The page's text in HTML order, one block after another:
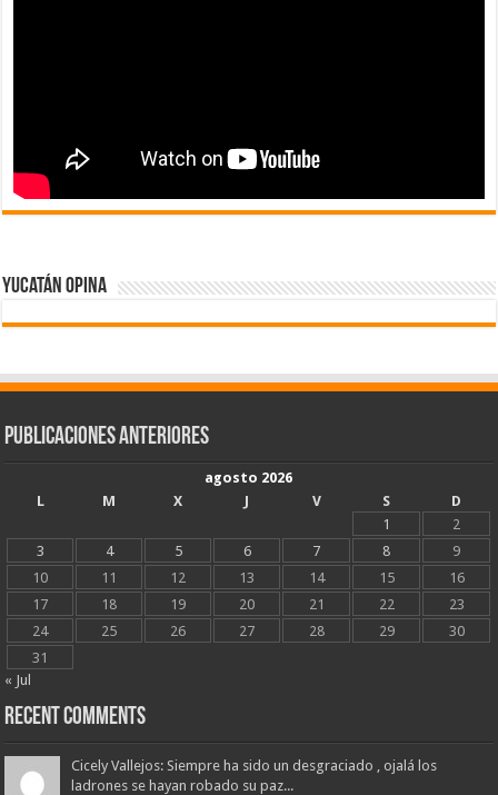
Yucatán Opina
Publicaciones Anteriores
agosto 2026
L
M X J V S
D
1
2
3
4 5 6 7 8
9
10
11 12 13 14 15
16
17
18 19 20 21 22
23
24
25 26 27 28 29
30
31
« Jul
Recent Comments
Cicely Vallejos: Siempre ha sido un desgraciado , ojalá los
ladrones se hayan robado su paz...